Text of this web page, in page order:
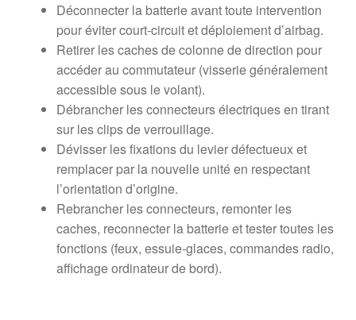
Déconnecter la batterie avant toute intervention
pour éviter court-circuit et déploiement d’airbag.
Retirer les caches de colonne de direction pour
accéder au commutateur (visserie généralement
accessible sous le volant).
Débrancher les connecteurs électriques en tirant
sur les clips de verrouillage.
Dévisser les fixations du levier défectueux et
remplacer par la nouvelle unité en respectant
l’orientation d’origine.
Rebrancher les connecteurs, remonter les
caches, reconnecter la batterie et tester toutes les
fonctions (feux, essuie-glaces, commandes radio,
affichage ordinateur de bord).